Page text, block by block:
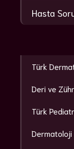
Hasta
Türk
Deri ve
Türk
Dermatoloji